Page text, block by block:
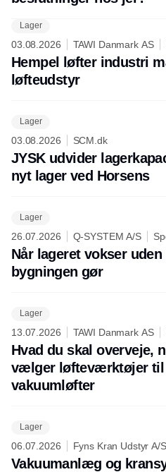
Lager
03.08.2026 TAWI Danmark AS
Hempel løfter industri
løfteudstyr
Lager
03.08.2026 SCM.dk
JYSK udvider
nyt lager ved Horsens
Lager
26.07.2026 Q-SYSTEM A/S
Når lageret vokser uden
bygningen gør
Lager
13.07.2026 TAWI Danmark AS
Hvad du skal overveje,
vælger løfteværktøjer til
vakuumløfter
Lager
06.07.2026 Fyns Kran Udstyr A/S
Vakuumanlæg og